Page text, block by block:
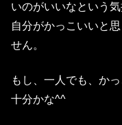
いのがいいなという
自分がかっこいいと
せん。
もし、一人でも、か
十分かな^^